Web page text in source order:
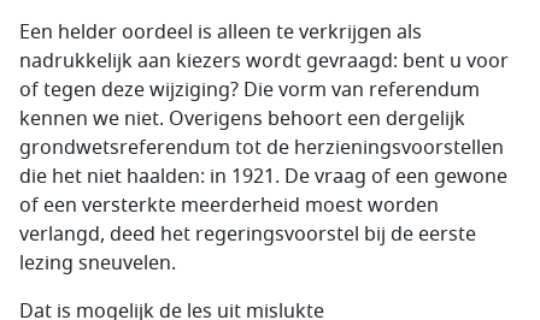
Een helder oordeel is alleen te verkrijgen als
nadrukkelijk aan kiezers wordt gevraagd: bent u voor
of tegen deze wijziging? Die vorm van referendum
kennen we niet. Overigens behoort een dergelijk
grondwetsreferendum tot de herzieningsvoorstellen
die het niet haalden: in 1921. De vraag of een gewone
of een versterkte meerderheid moest worden
verlangd, deed het regeringsvoorstel bij de eerste
lezing sneuvelen.
Dat is mogelijk de les uit mislukte